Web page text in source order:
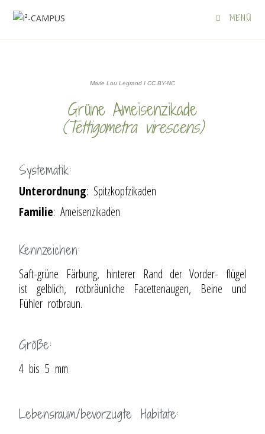
MENÜ
Marie Lou Legrand I CC BY-NC
Grüne Ameisenzikade
(Tettigometra virescens)
Systematik:
Unterordnung: Spitzkopfzikaden
Familie: Ameisenzikaden
Kennzeichen:
Saft-grüne Färbung, hinterer Rand der Vorder- flügel
ist gelblich, rotbräunliche Facettenaugen, Beine und
Fühler rotbraun.
Größe:
4 bis 5 mm
Lebensraum/bevorzugte Habitate: